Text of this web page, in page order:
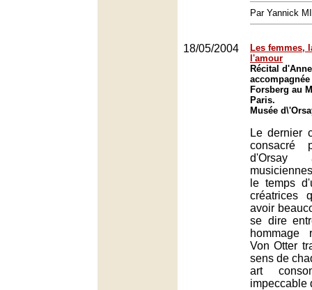
Par Yannick
18/05/2004
Les femmes,
l'amour
Récital
Forsberg au
Paris.
Musée
Le dernier
consacré
d'Orsay
le temps
créatrices
avoir
se dire
hommage
Von Otter
sens de
art
impeccable